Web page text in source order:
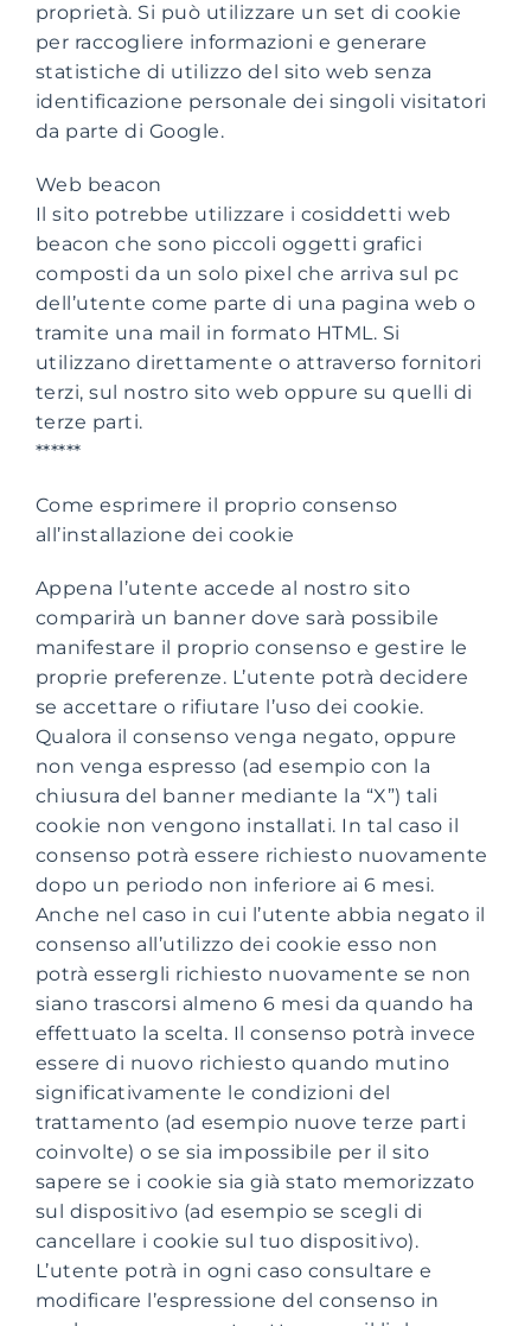
proprietà. Si può utilizzare un set di cookie
per raccogliere informazioni e generare
statistiche di utilizzo del sito web senza
identificazione personale dei singoli visitatori
da parte di Google.
Web beacon
Il sito potrebbe utilizzare i cosiddetti web
beacon che sono piccoli oggetti grafici
composti da un solo pixel che arriva sul pc
dell’utente come parte di una pagina web o
tramite una mail in formato HTML. Si
utilizzano direttamente o attraverso fornitori
terzi, sul nostro sito web oppure su quelli di
terze parti.
******
Come esprimere il proprio consenso
all’installazione dei cookie
Appena l’utente accede al nostro sito
comparirà un banner dove sarà possibile
manifestare il proprio consenso e gestire le
proprie preferenze. L’utente potrà decidere
se accettare o rifiutare l’uso dei cookie.
Qualora il consenso venga negato, oppure
non venga espresso (ad esempio con la
chiusura del banner mediante la “X”) tali
cookie non vengono installati. In tal caso il
consenso potrà essere richiesto nuovamente
dopo un periodo non inferiore ai 6 mesi.
Anche nel caso in cui l’utente abbia negato il
consenso all’utilizzo dei cookie esso non
potrà essergli richiesto nuovamente se non
siano trascorsi almeno 6 mesi da quando ha
effettuato la scelta. Il consenso potrà invece
essere di nuovo richiesto quando mutino
significativamente le condizioni del
trattamento (ad esempio nuove terze parti
coinvolte) o se sia impossibile per il sito
sapere se i cookie sia già stato memorizzato
sul dispositivo (ad esempio se scegli di
cancellare i cookie sul tuo dispositivo).
L’utente potrà in ogni caso consultare e
modificare l’espressione del consenso in